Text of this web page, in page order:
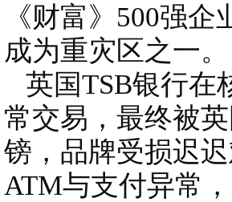
《财富》500强
成为重灾区之一。
英国TSB银行在
常交易，最终被
镑，品牌受损迟
ATM与支付异常